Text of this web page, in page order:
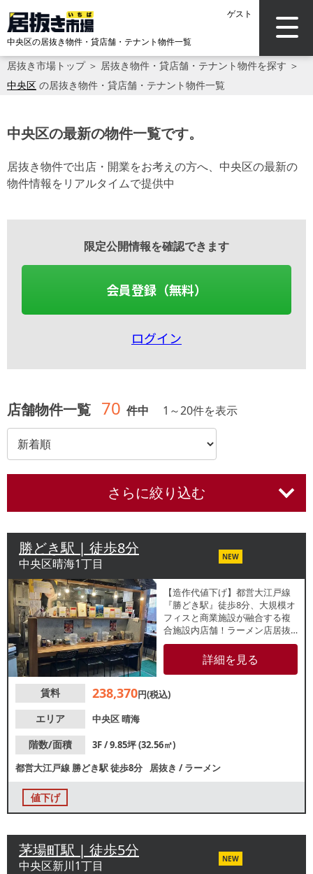
ゲスト
中央区の居抜き物件・貸店舗・テナント物件一覧
居抜き市場トップ＞ 居抜き物件・貸店舗・テナント物件を探す ＞
中央区 の居抜き物件・貸店舗・テナント物件一覧
中央区の最新の物件一覧です。
居抜き物件で出店・開業をお考えの方へ、中央区の最新の
物件情報をリアルタイムで提供中
限定公開情報を確認できます
会員登録（無料）
ログイン
店舗物件一覧 70 件中 1 ～20件を表示
さらに絞り込む
勝どき駅 | 徒歩8分
中央区晴海1丁目 NEW
【造作代値下げ】都営大江戸線
『勝どき駅』徒歩8分、大規模オ
フィスと商業施設が融合する複
合施設内店舗！ラーメン店居抜
き物件のご案内です。10坪弱と
いうコンパクトな店内は全14席
レイアウト！ダクト、グリスト
える営業実績があり、オフィ
い。
詳細を見る
賃料 238,370円(税込)
エリア
中央区晴海
階数/面積
3F / 9.85坪 (32.56㎡)
都営大江戸線 勝どき駅徒歩8分 居抜き /ラーメン
値下げ
茅場町駅 | 徒歩5分
中央区新川1丁目 NEW